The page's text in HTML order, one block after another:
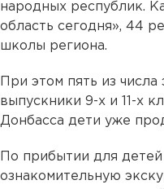
народных республик.
область сегодня», 44
школы региона.
При этом пять из
выпускники 9-х и 11-х
Донбасса дети уже
По прибытии для
ознакомительную